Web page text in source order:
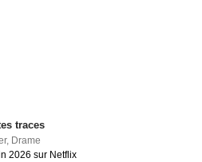
traces
, Drame
2026 sur Netflix